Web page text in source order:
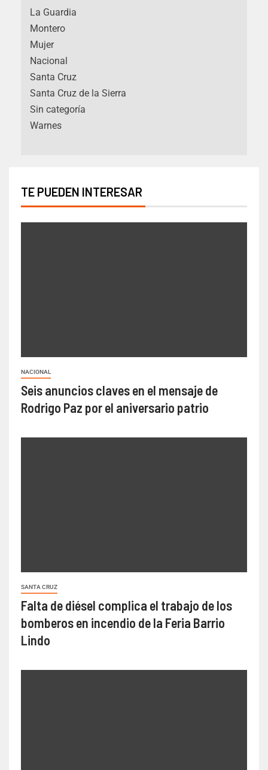
La Guardia
Montero
Mujer
Nacional
Santa Cruz
Santa Cruz de la Sierra
Sin categoría
Warnes
TE PUEDEN INTERESAR
NACIONAL
Seis anuncios claves en el mensaje de
Rodrigo Paz por el aniversario patrio
SANTA CRUZ
Falta de diésel complica el trabajo de los
bomberos en incendio de la Feria Barrio
Lindo